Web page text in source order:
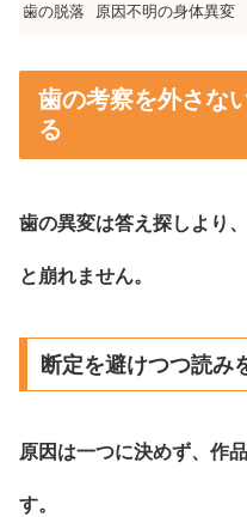
歯の脱落 原因不明の身体異変
歯の考察を外さな
る
歯の異変は答え探しより
と崩れません。
断定を避けつつ読み
原因は一つに決めず、作
す。